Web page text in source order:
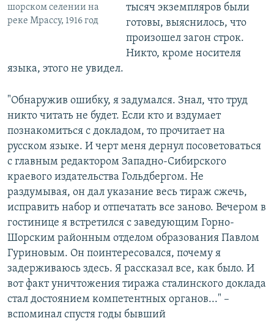
шорском селении на
реке Мрассу, 1916 год
тысяч экземпляров были
готовы, выяснилось, что
произошел загон строк.
Никто, кроме носителя
языка, этого не увидел.
"Обнаружив ошибку, я задумался. Знал, что труд
никто читать не будет. Если кто и вздумает
познакомиться с докладом, то прочитает на
русском языке. И черт меня дернул посоветоваться
с главным редактором Западно-Сибирского
краевого издательства Гольдбергом. Не
раздумывая, он дал указание весь тираж сжечь,
исправить набор и отпечатать все заново. Вечером в
гостинице я встретился с заведующим Горно-
Шорским районным отделом образования Павлом
Гуриновым. Он поинтересовался, почему я
задерживаюсь здесь. Я рассказал все, как было. И
вот факт уничтожения тиража сталинского доклада
стал достоянием компетентных органов..." –
вспоминал спустя годы бывший